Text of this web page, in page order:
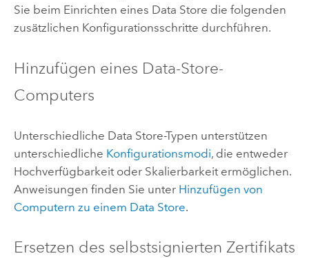
Sie beim Einrichten eines Data Store die folgenden
zusätzlichen Konfigurationsschritte durchführen.
Hinzufügen eines Data-Store-
Computers
Unterschiedliche Data Store-Typen unterstützen
unterschiedliche Konfigurationsmodi, die entweder
Hochverfügbarkeit oder Skalierbarkeit ermöglichen.
Anweisungen finden Sie unter Hinzufügen von
Computern zu einem Data Store.
Ersetzen des selbstsignierten Zertifikats